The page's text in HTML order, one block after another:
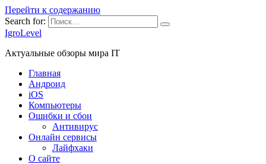
Перейти к содержанию
Search for:
IgroLevel
Актуальные обзоры мира IT
Главная
Андроид
iOS
Компьютеры
Ошибки и сбои
Антивирус
Онлайн сервисы
Лайфхаки
О сайте